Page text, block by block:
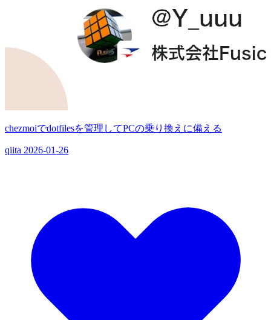
chezmoiでdotfilesを管理してPCの乗り換えに備える
qiita 2026-01-26